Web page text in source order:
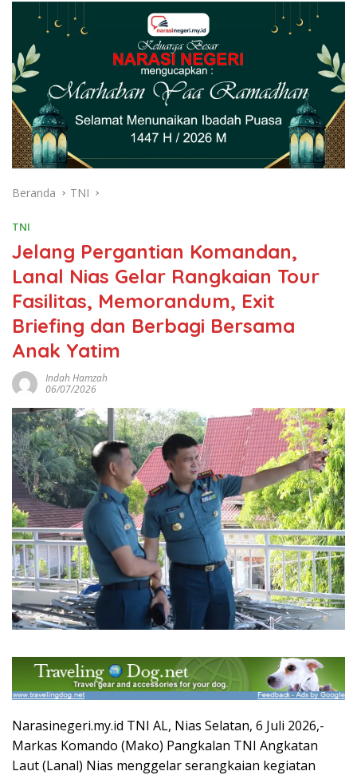
Beranda TNI
TNI
Jelang Pergantian Komandan,
Lanal Nias Gelar Rangkaian Tour
Fasilitas, Memorandum, Exit
Briefing dan Berbagi Bersama
Anak Yatim
Indah Hamzah
06/07/2026
Narasinegeri.my.id TNI AL, Nias Selatan, 6 Juli 2026,-
Markas Komando (Mako) Pangkalan TNI Angkatan
Laut (Lanal) Nias menggelar serangkaian kegiatan